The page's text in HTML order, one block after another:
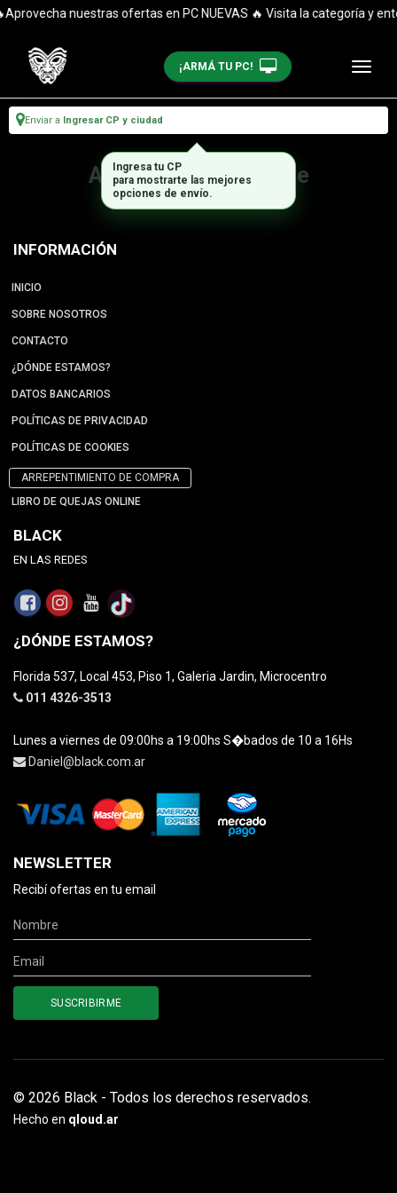
nuestras ofertas en PC NUEVAS 🔥 Visita la categoría y
¡ARMÁ TU PC!
Enviar a Ingresar CP y ciudad
Artículo no disponible
INFORMACIÓN
INICIO
SOBRE NOSOTROS
CONTACTO
¿DÓNDE ESTAMOS?
DATOS BANCARIOS
POLÍTICAS DE PRIVACIDAD
POLÍTICAS DE COOKIES
ARREPENTIMIENTO DE COMPRA
LIBRO DE QUEJAS ONLINE
BLACK
EN LAS REDES
¿DÓNDE ESTAMOS?
Florida 537, Local 453, Piso 1, Galeria Jardin, Microcentro
011 4326-3513
Lunes a viernes de 09:00hs a 19:00hs S�bados de 10 a 16Hs
Daniel@black.com.ar
NEWSLETTER
Recibí ofertas en tu email
© 2026 Black - Todos los derechos reservados.
Hecho en qloud.ar
Ingresa tu CP
para mostrarte las mejores
opciones de envío.